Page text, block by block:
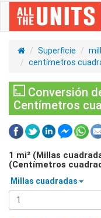
Superficie
centímetros
Conversión
Centímetros
1 mi² (Millas
(Centímetros
Millas cuadradas